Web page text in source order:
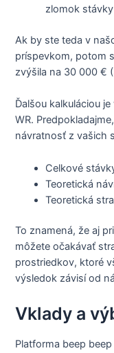
zlomok
Ak by ste teda v
príspevkom, potom
zvýšila na 30 000 €
Ďalšou kalkuláciou
WR.
návratnosť z vašich
Celkové
Teoretická
Teoretická
To znamená, že aj
môžete očakávať
prostriedkov, ktoré
výsledok závisí od
Vklady a
Platforma beep